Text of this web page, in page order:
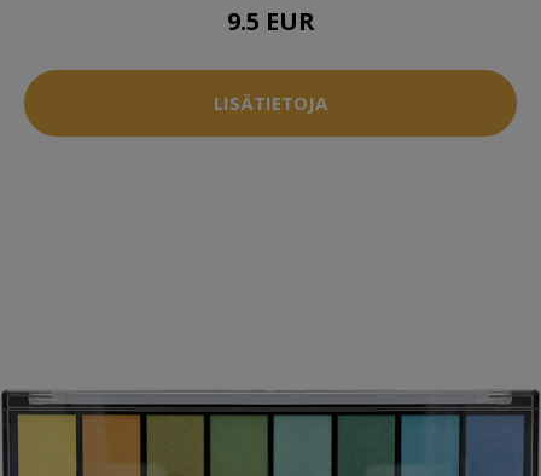
9.5 EUR
LISÄTIETOJA